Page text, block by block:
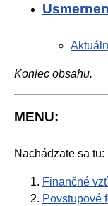
Koniec obsahu.
MENU:
Nachádzate sa tu:
Finančné
Povstupové